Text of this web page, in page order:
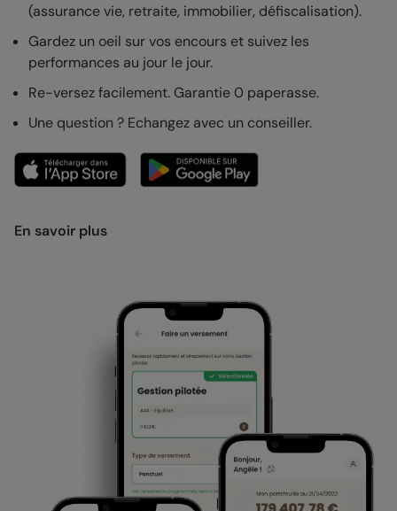
(assurance vie, retraite, immobilier, défiscalisation).
Gardez un oeil sur vos encours et suivez les
performances au jour le jour.
Re-versez facilement. Garantie 0 paperasse.
Une question ? Echangez avec un conseiller.
En savoir plus